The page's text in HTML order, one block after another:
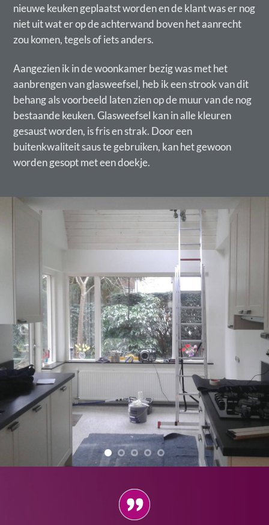
nieuwe keuken geplaatst worden en de klant was er nog
niet uit wat er op de achterwand boven het aanrecht
zou komen, tegels of iets anders.
Aangezien ik in de woonkamer bezig was met het
aanbrengen van glasweefsel, heb ik een strook van dit
behang als voorbeeld laten zien op de muur van de nog
bestaande keuken. Glasweefsel kan in alle kleuren
gesaust worden, is fris en strak. Door een
buitenkwaliteit saus te gebruiken, kan het gewoon
worden gesopt met een doekje.